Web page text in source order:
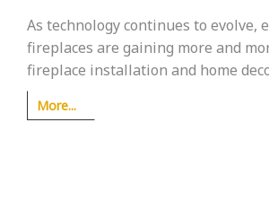
As technology continues to evolve,
fireplaces are gaining more and
fireplace installation and home
More...